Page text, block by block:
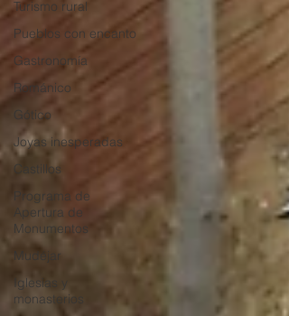
Turismo rural
Pueblos con encanto
Gastronomía
Románico
Gótico
Joyas inesperadas
Castillos
Programa de
Apertura de
Monumentos
Mudéjar
Iglesias y
monasterios